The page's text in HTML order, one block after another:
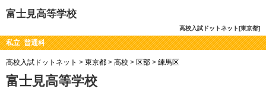
富士見高等学校
高校入試ドットネット[東京都]
私立 普通科
高校入試ドットネット > 東京都 > 高校 > 区部 > 練馬区
富士見高等学校